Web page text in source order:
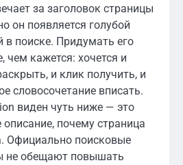
за заголовок страницы
он появляется голубой
в поиске. Придумать его
чем кажется: хочется и
и клик получить, и
словосочетание вписать.
виден чуть ниже — это
описание, почему страница
Официально поисковые
не обещают повышать